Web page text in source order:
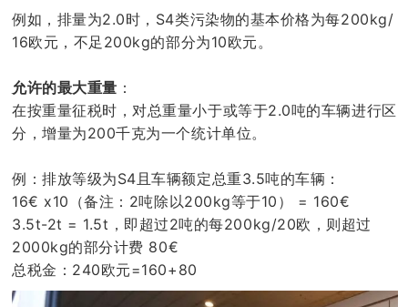
例如，排量为2.0时，S4类污染物的基本价格为每200kg/
16欧元，不足200kg的部分为10欧元。
允许的最大重量 ：
在按重量征税时，对总重量小于或等于2.0吨的车辆进行区
分，增量为200千克为一个统计单位。
例：排放等级为S4且车辆额定总重3.5吨的车辆：
16€ x10（备注：2吨除以200kg等于10） = 160€
3.5t-2t = 1.5t，即超过2吨的每200kg/20欧，则超过
2000kg的部分计费 80€
总税金：240欧元=160+80